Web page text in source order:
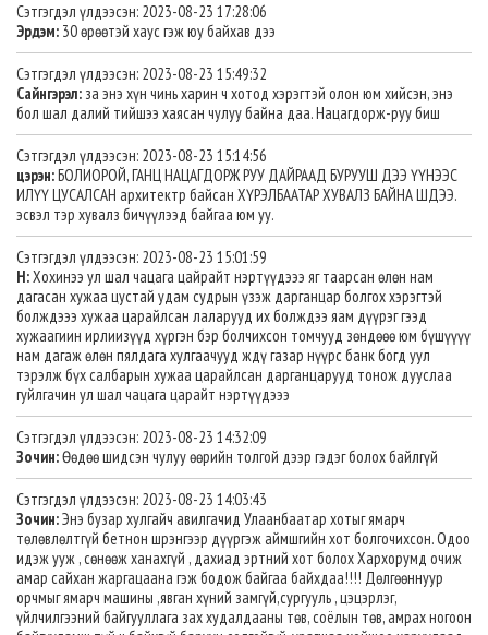
Сэтгэгдэл үлдээсэн: 2023-08-23 17:28:06
Эрдэм: 30 өрөөтэй хаус гэж юу байхав дээ
Сэтгэгдэл үлдээсэн: 2023-08-23 15:49:32
Сайнгэрэл: за энэ хүн чинь харин ч хотод хэрэгтэй олон юм хийсэн, энэ
бол шал далий тийшээ хаясан чулуу байна даа. Нацагдорж-руу биш
Сэтгэгдэл үлдээсэн: 2023-08-23 15:14:56
цэрэн:БОЛИОРОЙ, ГАНЦ НАЦАГДОРЖ РУУ ДАЙРААД БУРУУШ ДЭЭ ҮҮНЭЭС
ИЛҮҮ ЦУСАЛСАН архитектр байсан ХҮРЭЛБААТАР ХУВАЛЗ БАЙНА ШДЭЭ.
эсвэл тэр хувалз бичүүлээд байгаа юм уу.
Сэтгэгдэл үлдээсэн: 2023-08-23 15:01:59
H:Хохинээ ул шал чацага цайрайт нэртүүдэээ яг таарсан өлөн нам
дагасан хужаа цустай удам судрын үзэж дарганцар болгох хэрэгтэй
болждэээ хужаа царайлсан лаларууд их болждээ яам дүүрэг гээд
хужаагиин ирлиизүүд хүргэн бэр болчихсон томчууд зөндөөө юм бүшүүүү
нам дагаж өлөн пялдага хулгаачууд ждү газар нүүрс банк богд уул
тэрэлж бүх салбарын хужаа царайлсан дарганцарууд тонож дууслаа
гуйлгачин ул шал чацага царайт нэртүүдэээ
Сэтгэгдэл үлдээсэн: 2023-08-23 14:32:09
Зочин:Өөдөө шидсэн чулуу өөрийн толгой дээр гэдэг болох байлгүй
Сэтгэгдэл үлдээсэн: 2023-08-23 14:03:43
Зочин:Энэ бузар хулгайч авилгачид Улаанбаатар хотыг ямарч
төлөвлөлтгүй бетнон шрэнгээр дүүргэж аймшгийн хот болгочихсон. Одоо
идэж ууж , сөнөөж ханахгүй , дахиад эртний хот болох Хархорумд очиж
амар сайхан жаргацаана гэж бодож байгаа байхдаа!!!! Дөлгөөннуур
орчмыг ямарч машины ,явган хүний замгүй,сургууль , цэцэрлэг,
үйлчилгээний байгууллага зах худалдааны төв, соёлын төв, амрах ногоон